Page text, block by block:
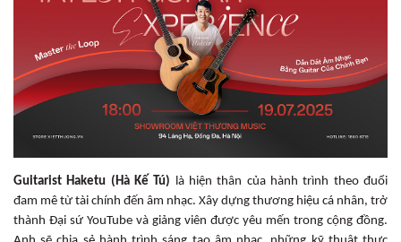
Guitarist Haketu (Hà Kế Tú) là hiện thân của hành trình theo đuổi
đam mê từ tài chính đến âm nhạc. Xây dựng thương hiệu cá nhân, trở
thành Đại sứ YouTube và giảng viên được yêu mến trong cộng đồng.